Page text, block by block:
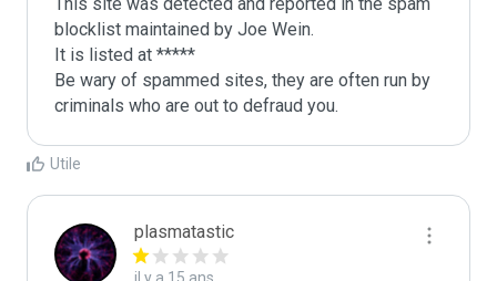
blocklist maintained by Joe Wein.
It is listed at *****
Be wary of spammed sites, they are often run by
criminals who are out to defraud you.
Utile
plasmatastic